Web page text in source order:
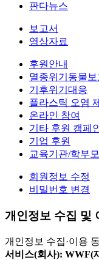
판다뉴스
보고서
영상자료
후원안내
멸종위기동물보
기후위기대응
플라스틱 오염
온라인 참여
기타 후원 캠페
기업 후원
교육기관/학부
회원정보 수정
비밀번호 변경
개인정보 수집 및
개인정보 수집·이용
서비스(회사): WWF(